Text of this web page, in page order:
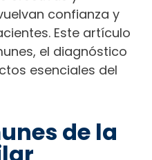
confianza y
Este artículo
el diagnóstico
esenciales del
de la